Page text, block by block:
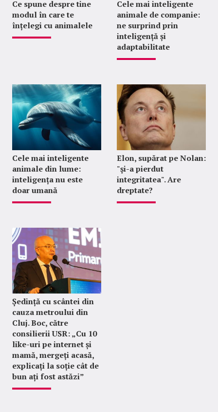
Ce spune despre tine
modul în care te
înțelegi cu animalele
Cele mai inteligente
animale de companie:
ne surprind prin
inteligență și
adaptabilitate
Cele mai inteligente
animale din lume:
inteligența nu este
doar umană
Elon, supărat pe Nolan:
"şi-a pierdut
integritatea". Are
dreptate?
Ședință cu scântei din
cauza metroului din
Cluj. Boc, către
consilierii USR: „Cu 10
like-uri pe internet și
mamă, mergeți acasă,
explicați la soție cât de
bun ați fost astăzi”